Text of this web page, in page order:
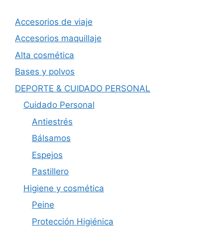
Accesorios de viaje
Accesorios maquillaje
Alta cosmética
Bases y polvos
DEPORTE & CUIDADO PERSONAL
Cuidado Personal
Antiestrés
Bálsamos
Espejos
Pastillero
Higiene y cosmética
Peine
Protección Higiénica